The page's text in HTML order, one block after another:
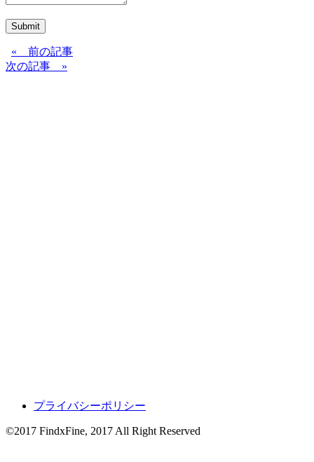
Submit
« 前の記事
次の記事 »
プライバシーポリシー
©2017 FindxFine, 2017 All Right Reserved